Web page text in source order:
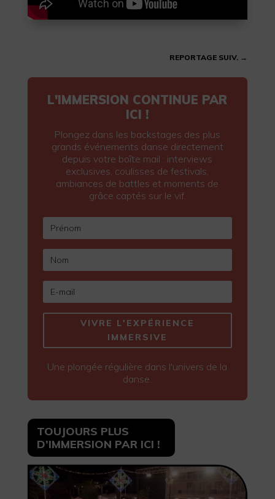
REPORTAGE SUIV. →
L'IMMERSION CONTINUE PAR
ICI !
Plongez dans les backstages des plus
grands événements danse directement
depuis votre boîte mail : interviews
exclusives, coulisses de festivals,
ambiances de battles et moments de
grâce captés sur le vif.
VIVRE L'EXPÉRIENCE
IMMERSIVE
Une plongée régulière dans l'univers de la
danse.
TOUJOURS PLUS
D’IMMERSION PAR ICI !